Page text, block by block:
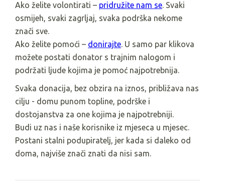
Ako želite volontirati – pridružite nam se. Svaki
osmijeh, svaki zagrljaj, svaka podrška nekome
znači sve.
Ako želite pomoći – donirajte. U samo par klikova
možete postati donator s trajnim nalogom i
podržati ljude kojima je pomoć najpotrebnija.
Svaka donacija, bez obzira na iznos, približava nas
cilju - domu punom topline, podrške i
dostojanstva za one kojima je najpotrebniji.
Budi uz nas i naše korisnike iz mjeseca u mjesec.
Postani stalni podupiratelj, jer kada si daleko od
doma, najviše znači znati da nisi sam.